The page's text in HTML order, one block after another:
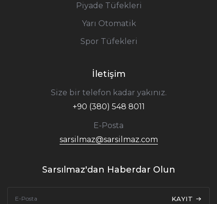
Piyade Tüfekleri
Yarı Otomatik
Spor Tüfekleri
İletişim
Size bir telefon kadar yakınız.
+90 (380) 548 8011
E-Posta
sarsilmaz@sarsilmaz.com
Sarsılmaz'dan Haberdar Olun
KAYIT